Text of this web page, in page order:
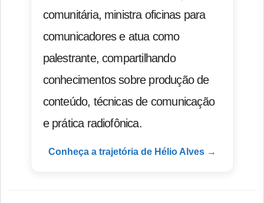
comunitária, ministra oficinas para
comunicadores e atua como
palestrante, compartilhando
conhecimentos sobre produção de
conteúdo, técnicas de comunicação
e prática radiofônica.
Conheça a trajetória de Hélio Alves →